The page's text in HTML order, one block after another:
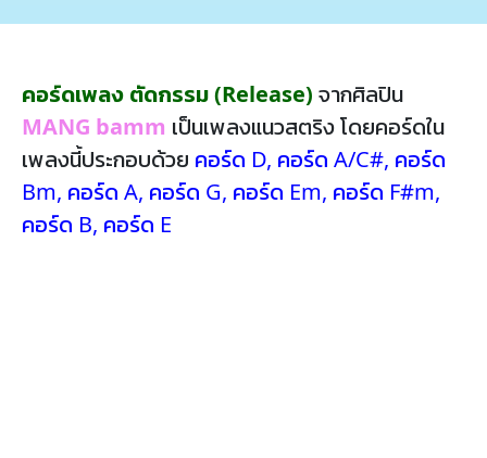
คอร์ดเพลง ตัดกรรม (Release) จากศิลปิน
MANG bamm เป็นเพลงแนวสตริง โดยคอร์ดใน
เพลงนี้ประกอบด้วย คอร์ด D, คอร์ด A/C#, คอร์ด
Bm, คอร์ด A, คอร์ด G, คอร์ด Em, คอร์ด F#m,
คอร์ด B, คอร์ด E